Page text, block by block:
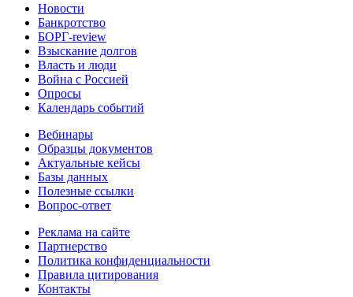
Новости
Банкротство
БОРГ-review
Взыскание долгов
Власть и люди
Война с Россией
Опросы
Календарь событий
Вебинары
Образцы документов
Актуальные кейсы
Базы данных
Полезные ссылки
Вопрос-ответ
Реклама на сайте
Партнерство
Политика конфиденциальности
Правила цитирования
Контакты